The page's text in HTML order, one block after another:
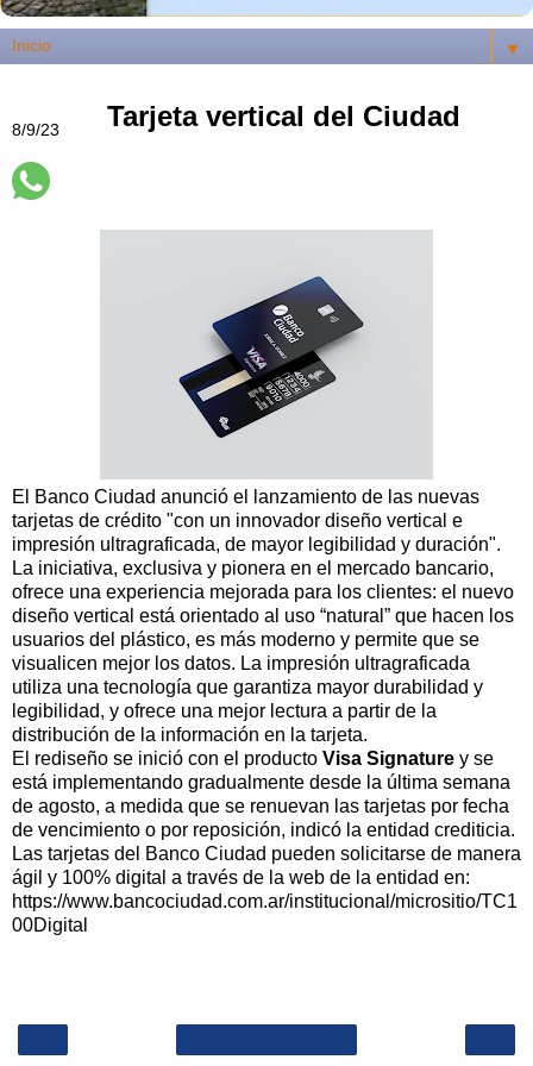
▼
8/9/23 Tarjeta vertical del Ciudad
El Banco Ciudad anunció el lanzamiento de las nuevas
tarjetas de crédito "con un innovador diseño vertical e
impresión ultragraficada, de mayor legibilidad y duración".
La iniciativa, exclusiva y pionera en el mercado bancario,
ofrece una experiencia mejorada para los clientes: el nuevo
diseño vertical está orientado al uso “natural” que hacen los
usuarios del plástico, es más moderno y permite que se
visualicen mejor los datos. La impresión ultragraficada
utiliza una tecnología que garantiza mayor durabilidad y
legibilidad, y ofrece una mejor lectura a partir de la
distribución de la información en la tarjeta.
El rediseño se inició con el producto Visa Signature y se
está implementando gradualmente desde la última semana
de agosto, a medida que se renuevan las tarjetas por fecha
de vencimiento o por reposición, indicó la entidad crediticia.
Las tarjetas del Banco Ciudad pueden solicitarse de manera
ágil y 100% digital a través de la web de la entidad en:
https://www.bancociudad.com.ar/institucional/micrositio/TC1
00Digital